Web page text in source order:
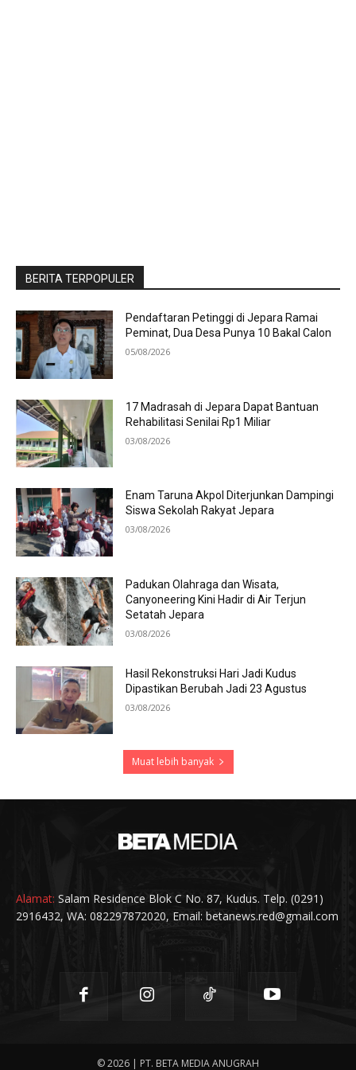
BERITA TERPOPULER
Pendaftaran Petinggi di Jepara Ramai
Peminat, Dua Desa Punya 10 Bakal Calon
05/08/2026
17 Madrasah di Jepara Dapat Bantuan
Rehabilitasi Senilai Rp1 Miliar
03/08/2026
Enam Taruna Akpol Diterjunkan Dampingi
Siswa Sekolah Rakyat Jepara
03/08/2026
Padukan Olahraga dan Wisata,
Canyoneering Kini Hadir di Air Terjun
Setatah Jepara
03/08/2026
Hasil Rekonstruksi Hari Jadi Kudus
Dipastikan Berubah Jadi 23 Agustus
03/08/2026
Muat lebih banyak
Alamat: Salam Residence Blok C No. 87, Kudus. Telp. (0291)
2916432, WA: 082297872020, Email: betanews.red@gmail.com
© 2026 | PT. BETA MEDIA ANUGRAH